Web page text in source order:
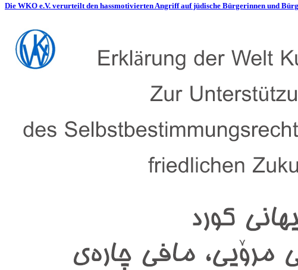
Die WKO e.V. verurteilt den hassmotivierten Angriff auf jüdische Bürgerinnen und